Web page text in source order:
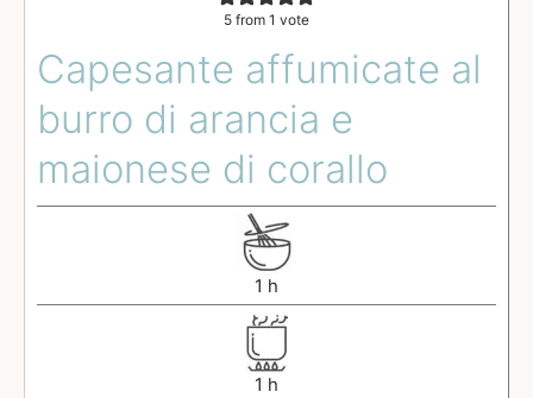
5 from 1 vote
Capesante affumicate al
burro di arancia e
maionese di corallo
1 h
1 h